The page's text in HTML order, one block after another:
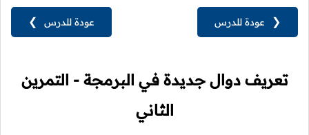
عودة للدرس ❯ ❮ عودة للدرس
تعريف دوال جديدة في البرمجة - التمرين
الثاني